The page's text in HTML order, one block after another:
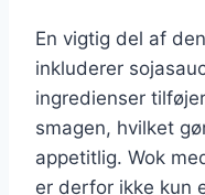
En vigtig del af
inkluderer
ingredienser
smagen, hvilket
appetitlig. Wok
er derfor ikke kun